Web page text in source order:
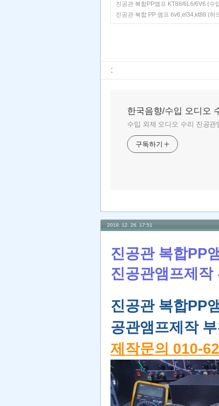
진공관 복합PP앰프 KT88/6L6/6V6 (수
진공관 복합 PP 앰프 6v6,el34,kt88 (
:
한국음향/수입 오디오
수입 외제 오디오 수리 진공
구독하기
2019. 12. 26. 17:51
진공관 복합PP
진공관앰프제작
진공관 복합PP
공관앰프제작
제작문의 010-